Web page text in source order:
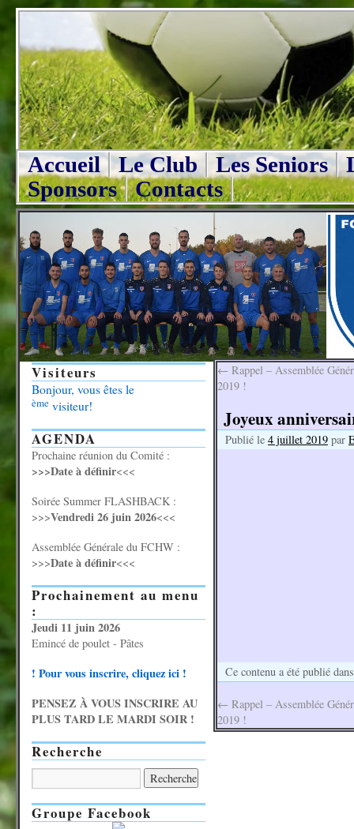
Accueil Le Club Les Seniors
Sponsors
Contacts
← Rappel – Assemblée
2019 !
Joyeux
Publié le 4 juillet 2019 par
Ce contenu a été publié
← Rappel – Assemblée
2019 !
Visiteurs
Bonjour, vous êtes le
ème visiteur!
AGENDA
Prochaine réunion du Comité :
>>>Date à définir<<<
Soirée Summer FLASHBACK :
>>>Vendredi 26 juin 2026<<<
Assemblée Générale du FCHW :
>>>Date à définir<<<
Prochainement au menu
:
Jeudi 11 juin 2026
Emincé de poulet - Pâtes
! Pour vous inscrire, cliquez ici !
PENSEZ À VOUS INSCRIRE AU
PLUS TARD LE MARDI SOIR !
Recherche
Groupe Facebook